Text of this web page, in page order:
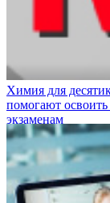
Химия для
помогают
экзаменам